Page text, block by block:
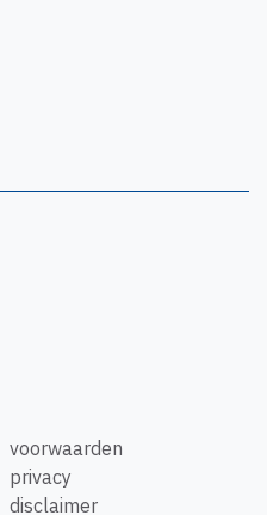
voorwaarden
privacy
disclaimer